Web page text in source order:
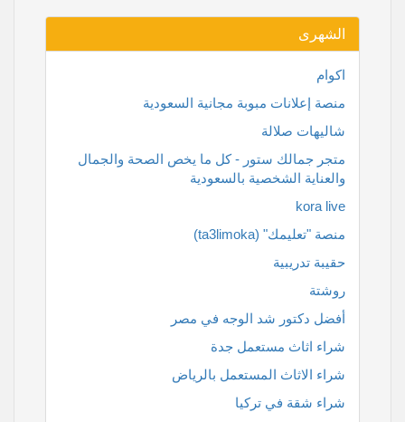
الشهرى
اكوام
منصة إعلانات مبوبة مجانية السعودية
شاليهات صلالة
متجر جمالك ستور - كل ما يخص الصحة والجمال
والعناية الشخصية بالسعودية
kora live
منصة "تعليمك" (ta3limoka)
حقيبة تدريبية
روشتة
أفضل دكتور شد الوجه في مصر
شراء اثاث مستعمل جدة
شراء الاثاث المستعمل بالرياض
شراء شقة في تركيا